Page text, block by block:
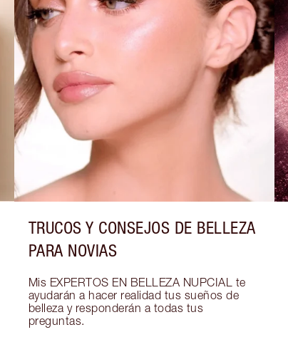
TRUCOS Y CONSEJOS DE BELLEZA
PARA NOVIAS
Mis EXPERTOS EN BELLEZA NUPCIAL te
ayudarán a hacer realidad tus sueños de
belleza y responderán a todas tus
preguntas.